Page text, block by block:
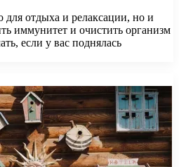
для отдыха и релаксации, но и
иммунитет и очистить организм
если у вас поднялась